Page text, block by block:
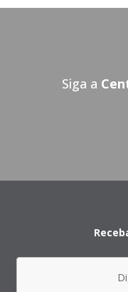
Siga a